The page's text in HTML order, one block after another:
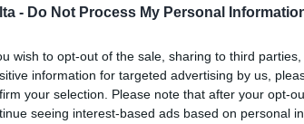
- Do Not Process My Personal
wish to opt-out of the sale, sharing to third
information for targeted advertising by us,
your selection. Please note that after your opt-
seeing interest-based ads based on personal
yhteydessä täyttämällä